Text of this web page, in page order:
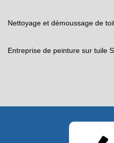
Nettoyage et démoussage de
Entreprise de peinture sur tuile